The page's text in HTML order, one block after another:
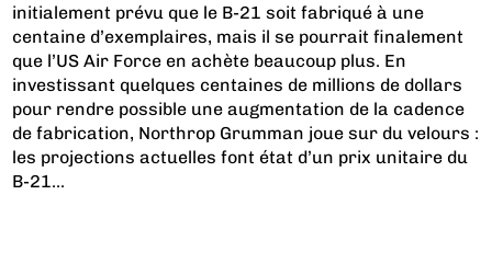
initialement prévu que le B-21 soit fabriqué à une
centaine d’exemplaires, mais il se pourrait finalement
que l’US Air Force en achète beaucoup plus. En
investissant quelques centaines de millions de dollars
pour rendre possible une augmentation de la cadence
de fabrication, Northrop Grumman joue sur du velours :
les projections actuelles font état d’un prix unitaire du
B-21...